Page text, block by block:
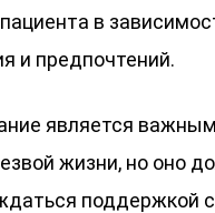
в
и предпочтений.
является
жизни, но оно
поддержкой